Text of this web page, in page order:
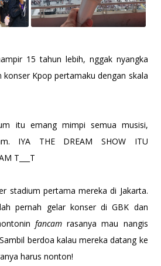
15 tahun lebih, nggak nyangka
Kpop pertamaku dengan skala
itu emang mimpi semua musisi,
IYA THE DREAM SHOW ITU
T___T
stadium pertama mereka di Jakarta.
pernah gelar konser di GBK dan
fancam rasanya mau nangis
berdoa kalau mereka datang ke
harus nonton!